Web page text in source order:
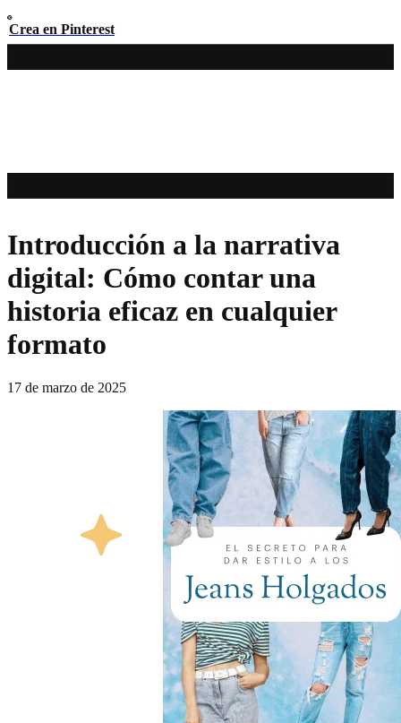
Crea en Pinterest
Introducción a la narrativa
digital: Cómo contar una
historia eficaz en cualquier
formato
17 de marzo de 2025